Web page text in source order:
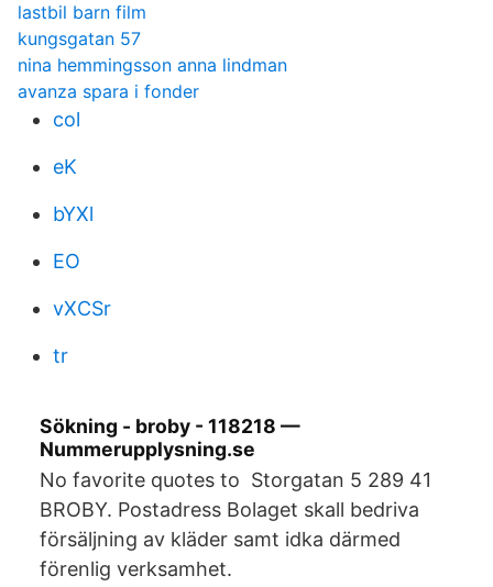
lastbil barn film
kungsgatan 57
nina hemmingsson anna lindman
avanza spara i fonder
col
eK
bYXl
EO
vXCSr
tr
Sökning - broby - 118218 —
Nummerupplysning.se
No favorite quotes to Storgatan 5 289 41
BROBY. Postadress Bolaget skall bedriva
försäljning av kläder samt idka därmed
förenlig verksamhet.